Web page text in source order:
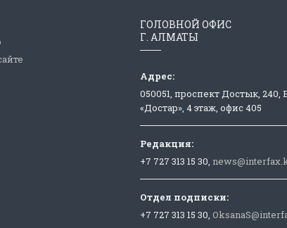
ГОЛОВНОЙ ОФИС
Г. АЛМАТЫ
Адрес:
050051, проспект Достык, 240,
«Достар», 4 этаж, офис 405
Редакция:
+7 727 313 15 30,
Отдел подписки:
+7 727 313 15 30,